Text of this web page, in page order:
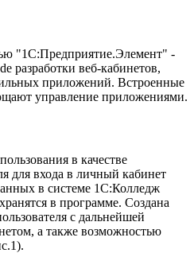
"1С:Предприятие.Элемент" -
разработки веб-кабинетов,
приложений. Встроенные
управление приложениями.
в качестве
для входа в личный кабинет
в системе 1С:Колледж
в программе. Создана
с дальнейшей
а также возможностью